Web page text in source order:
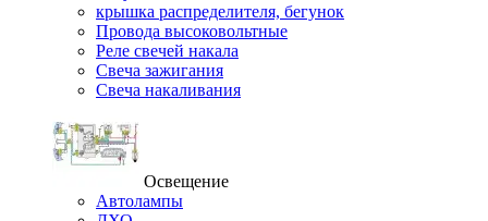
крышка распределителя, бегунок
Провода высоковольтные
Реле свечей накала
Свеча зажигания
Свеча накаливания
Освещение
Автолампы